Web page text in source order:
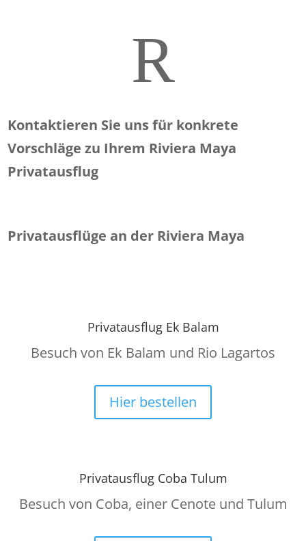
R
Kontaktieren Sie uns für konkrete
Vorschläge zu Ihrem Riviera Maya
Privatausflug
Privatausflüge an der Riviera Maya
Privatausflug Ek Balam
Besuch von Ek Balam und Rio Lagartos
Hier bestellen
Privatausflug Coba Tulum
Besuch von Coba, einer Cenote und Tulum